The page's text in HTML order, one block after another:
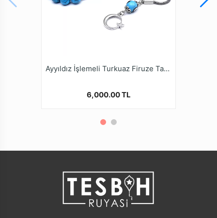
Ayyıldız İşlemeli Turkuaz Firuze Taşı Tesbih
6,000.00 TL